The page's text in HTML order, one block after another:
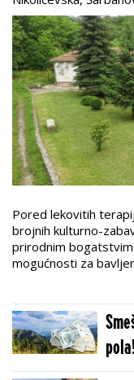
Pored lekovitih
brojnih kulturno-
prirodnim
mogućnosti za